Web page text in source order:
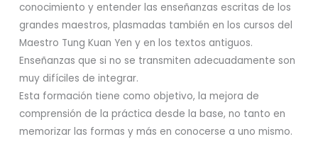
conocimiento y entender las enseñanzas escritas de los
grandes maestros, plasmadas también en los cursos del
Maestro Tung Kuan Yen y en los textos antiguos.
Enseñanzas que si no se transmiten adecuadamente son
muy difíciles de integrar.
Esta formación tiene como objetivo, la mejora de
comprensión de la práctica desde la base, no tanto en
memorizar las formas y más en conocerse a uno mismo.